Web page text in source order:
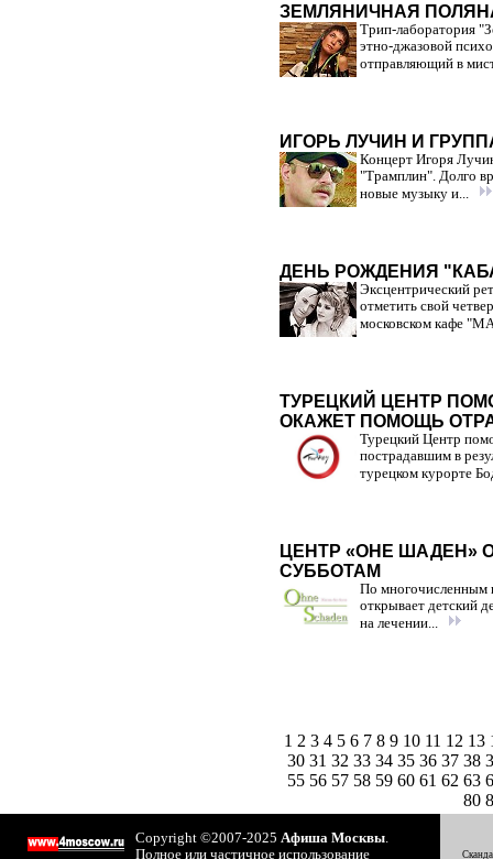
ЗЕМЛЯНИЧНАЯ
Трип-лаборатория
этно-джазовой
отправляющий в
ИГОРЬ ЛУЧИН И
Концерт Игоря
"Трамплин". Долго
новые музыку и...
ДЕНЬ РОЖДЕНИЯ
Эксцентрический
отметить свой
московском кафе
ТУРЕЦКИЙ ЦЕНТР
ОКАЖЕТ ПОМОЩЬ
Турецкий Центр
пострадавшим в
турецком курорте
ЦЕНТР «ОНЕ ШАДЕН»
СУББОТАМ
По многочисленным
открывает детский
на лечении...
1 2 3 4 5 6 7 8 9 10 11 12 13
30 31 32 33 34 35 36 37 38
55 56 57 58 59 60 61 62 63
80
Copyright ©2007-2025 Афиша Москвы.
Полное или частичное использование